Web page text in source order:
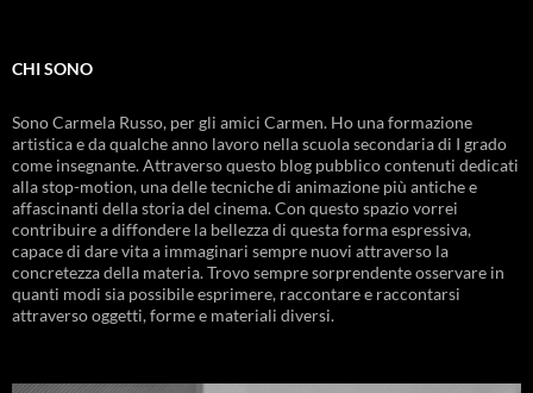
CHI SONO
Sono Carmela Russo, per gli amici Carmen. Ho una formazione
artistica e da qualche anno lavoro nella scuola secondaria di I grado
come insegnante. Attraverso questo blog pubblico contenuti dedicati
alla stop-motion, una delle tecniche di animazione più antiche e
affascinanti della storia del cinema. Con questo spazio vorrei
contribuire a diffondere la bellezza di questa forma espressiva,
capace di dare vita a immaginari sempre nuovi attraverso la
concretezza della materia. Trovo sempre sorprendente osservare in
quanti modi sia possibile esprimere, raccontare e raccontarsi
attraverso oggetti, forme e materiali diversi.